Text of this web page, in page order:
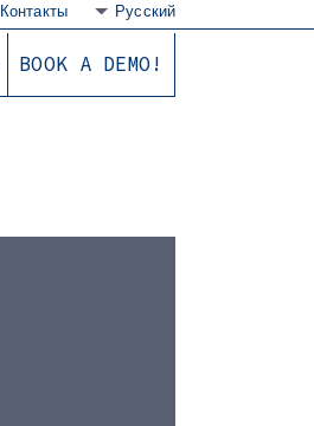
Контакты Русский
BOOK A DEMO!